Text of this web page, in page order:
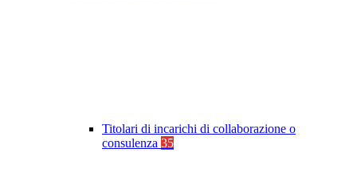
Titolari di incarichi di collaborazione o
consulenza 35